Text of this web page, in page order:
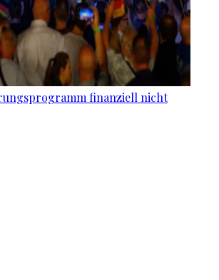
finanziell nicht